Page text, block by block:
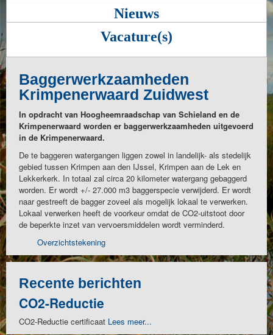
Nieuws
Vacature(s)
Baggerwerkzaamheden
Krimpenerwaard Zuidwest
In opdracht van Hoogheemraadschap van Schieland en de
Krimpenerwaard worden er baggerwerkzaamheden uitgevoerd
in de Krimpenerwaard.
De te baggeren watergangen liggen zowel in landelijk- als stedelijk
gebied tussen Krimpen aan den IJssel, Krimpen aan de Lek en
Lekkerkerk. In totaal zal circa 20 kilometer watergang gebaggerd
worden. Er wordt +/- 27.000 m3 baggerspecie verwijderd. Er wordt
naar gestreeft de bagger zoveel als mogelijk lokaal te verwerken.
Lokaal verwerken heeft de voorkeur omdat de CO2-uitstoot door
de beperkte inzet van vervoersmiddelen wordt verminderd.
Overzichtstekening
Recente berichten
CO2-Reductie
CO2-Reductie certificaat Lees meer...